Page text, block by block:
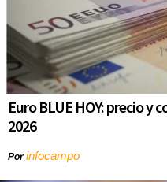
Euro BLUE HOY: precio y
2026
Porinfocampo